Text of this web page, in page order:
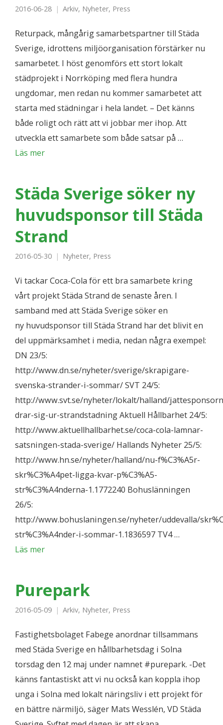
2016-06-28 Arkiv, Nyheter, Press
Returpack, mångårig samarbetspartner till Städa
Sverige, idrottens miljöorganisation förstärker nu
samarbetet. I höst genomförs ett stort lokalt
städprojekt i Norrköping med flera hundra
ungdomar, men redan nu kommer samarbetet att
starta med städningar i hela landet. – Det känns
både roligt och rätt att vi jobbar mer ihop. Att
utveckla ett samarbete som både satsar på …
Läs mer
Städa Sverige söker ny
huvudsponsor till Städa
Strand
2016-05-30 Nyheter, Press
Vi tackar Coca-Cola för ett bra samarbete kring
vårt projekt Städa Strand de senaste åren. I
samband med att Städa Sverige söker en
ny huvudsponsor till Städa Strand har det blivit en
del uppmärksamhet i media, nedan några exempel:
DN 23/5:
http://www.dn.se/nyheter/sverige/skrapigare-
svenska-strander-i-sommar/ SVT 24/5:
http://www.svt.se/nyheter/lokalt/halland/
drar-sig-ur-strandstadning Aktuell Hållbarhet 24/5:
http://www.aktuellhallbarhet.se/coca-cola-lamnar-
satsningen-stada-sverige/ Hallands Nyheter 25/5:
http://www.hn.se/nyheter/halland/nu-f%C3%A5r-
skr%C3%A4pet-ligga-kvar-p%C3%A5-
str%C3%A4nderna-1.1772240 Bohuslänningen
26/5:
http://www.bohuslaningen.se/nyheter/uddevalla/
str%C3%A4nder-i-sommar-1.1836597 TV4 …
Läs mer
Purepark
2016-05-09 Arkiv, Nyheter, Press
Fastighetsbolaget Fabege anordnar tillsammans
med Städa Sverige en hållbarhetsdag i Solna
torsdag den 12 maj under namnet #purepark. -Det
känns fantastiskt att vi nu också kan koppla ihop
unga i Solna med lokalt näringsliv i ett projekt för
en bättre närmiljö, säger Mats Wesslén, VD Städa